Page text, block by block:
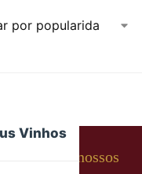
Vinhos
por nossos